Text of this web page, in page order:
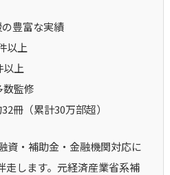
豊富な実績
以上
以上
監修
冊（累計30万部超）
資・補助金・金融機関対応に
走します。元経済産業省系補